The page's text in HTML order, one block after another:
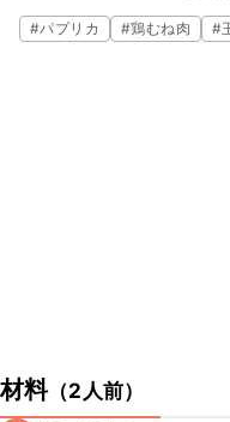
りの一品ですよ。ぜひお試
#パプリカ #鶏むね肉 #
材料（2人前）